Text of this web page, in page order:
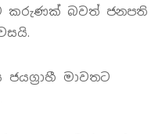
කරුණක් බවත් ජනපති
මාවතට